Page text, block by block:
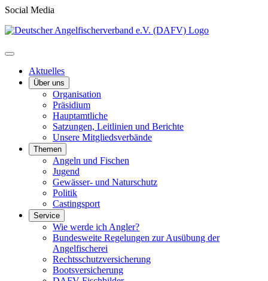
Social Media
Aktuelles
Über uns
Organisation
Präsidium
Hauptamtliche
Satzungen, Leitlinien und Berichte
Unsere Mitgliedsverbände
Themen
Angeln und Fischen
Jugend
Gewässer- und Naturschutz
Politik
Castingsport
Service
Wie werde ich Angler?
Bundesweite Regelungen zur Ausübung der
Angelfischerei
Rechtsschutzversicherung
Bootsversicherung